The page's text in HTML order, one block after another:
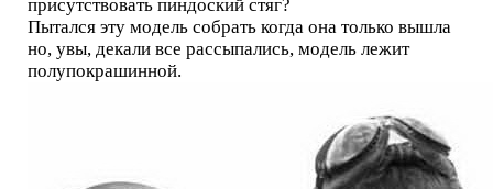
присутствовать пиндоский стяг?
Пытался эту модель собрать когда она только вышла
но, увы, декали все рассыпались, модель лежит
полупокрашинной.